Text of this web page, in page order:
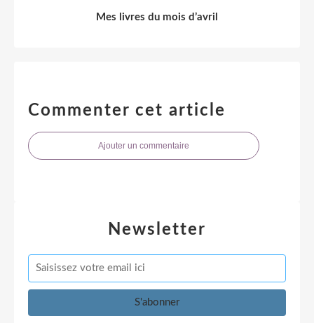
Mes livres du mois d’avril
Commenter cet article
Ajouter un commentaire
Newsletter